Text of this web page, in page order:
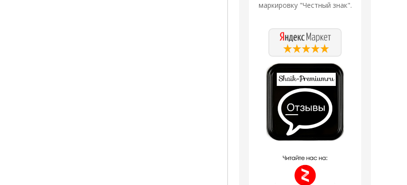
маркировку "Честный знак".